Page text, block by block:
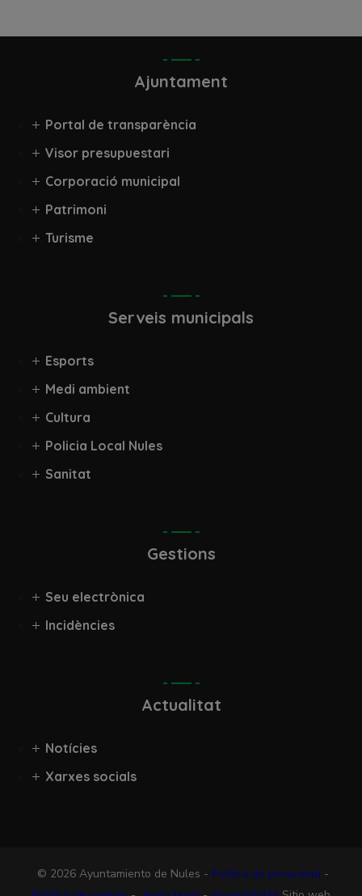
Ajuntament
Portal de transparència
Visor presupuestari
Corporació municipal
Patrimoni
Turisme
Serveis municipals
Esports
Medi ambient
Cultura
Policia Local Nules
Sanitat
Gestions
Seu electrònica
Incidències
Actualitat
Notícies
Xarxes socials
© 2026 Ayuntamiento de Nules - Política de privacidad -